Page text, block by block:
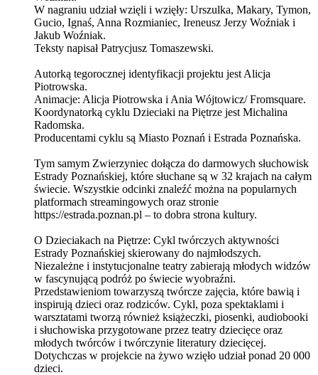
W nagraniu udział wzięli i wzięły: Urszulka, Makary, Tymon,
Gucio, Ignaś, Anna Rozmianiec, Ireneusz Jerzy Woźniak i
Jakub Woźniak.
Teksty napisał Patrycjusz Tomaszewski.
Autorką tegorocznej identyfikacji projektu jest Alicja
Piotrowska.
Animacje: Alicja Piotrowska i Ania Wójtowicz/ Fromsquare.
Koordynatorką cyklu Dzieciaki na Piętrze jest Michalina
Radomska.
Producentami cyklu są Miasto Poznań i Estrada Poznańska.
Tym samym Zwierzyniec dołącza do darmowych słuchowisk
Estrady Poznańskiej, które słuchane są w 32 krajach na całym
świecie. Wszystkie odcinki znaleźć można na popularnych
platformach streamingowych oraz stronie
https://estrada.poznan.pl – to dobra strona kultury.
O Dzieciakach na Piętrze: Cykl twórczych aktywności
Estrady Poznańskiej skierowany do najmłodszych.
Niezależne i instytucjonalne teatry zabierają młodych widzów
w fascynującą podróż po świecie wyobraźni.
Przedstawieniom towarzyszą twórcze zajęcia, które bawią i
inspirują dzieci oraz rodziców. Cykl, poza spektaklami i
warsztatami tworzą również książeczki, piosenki, audiobooki
i słuchowiska przygotowane przez teatry dziecięce oraz
młodych twórców i twórczynie literatury dziecięcej.
Dotychczas w projekcie na żywo wzięło udział ponad 20 000
dzieci.